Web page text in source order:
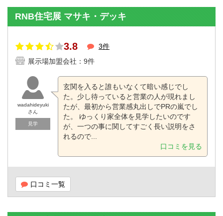
RNB住宅展 マサキ・デッキ
3.8
3件
展示場加盟会社：9件
wadahideyuki
さん
見学
玄関を入ると誰もいなくて暗い感じでし
た。少し待っていると営業の人が現れまし
たが、最初から営業感丸出しでPRの嵐でし
た。 ゆっくり家全体を見学したいのです
が、一つの事に関してすごく長い説明をさ
れるので...
口コミを見る
口コミ一覧